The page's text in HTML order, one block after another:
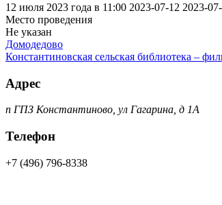
12 июля 2023 года в 11:00 2023-07-12 2023-
Место проведения
Не указан
Домодедово
Константиновская сельская библиотека –
Адрес
п ГПЗ Константиново, ул Гагарина, д 1А
Телефон
+7 (496) 796-8338